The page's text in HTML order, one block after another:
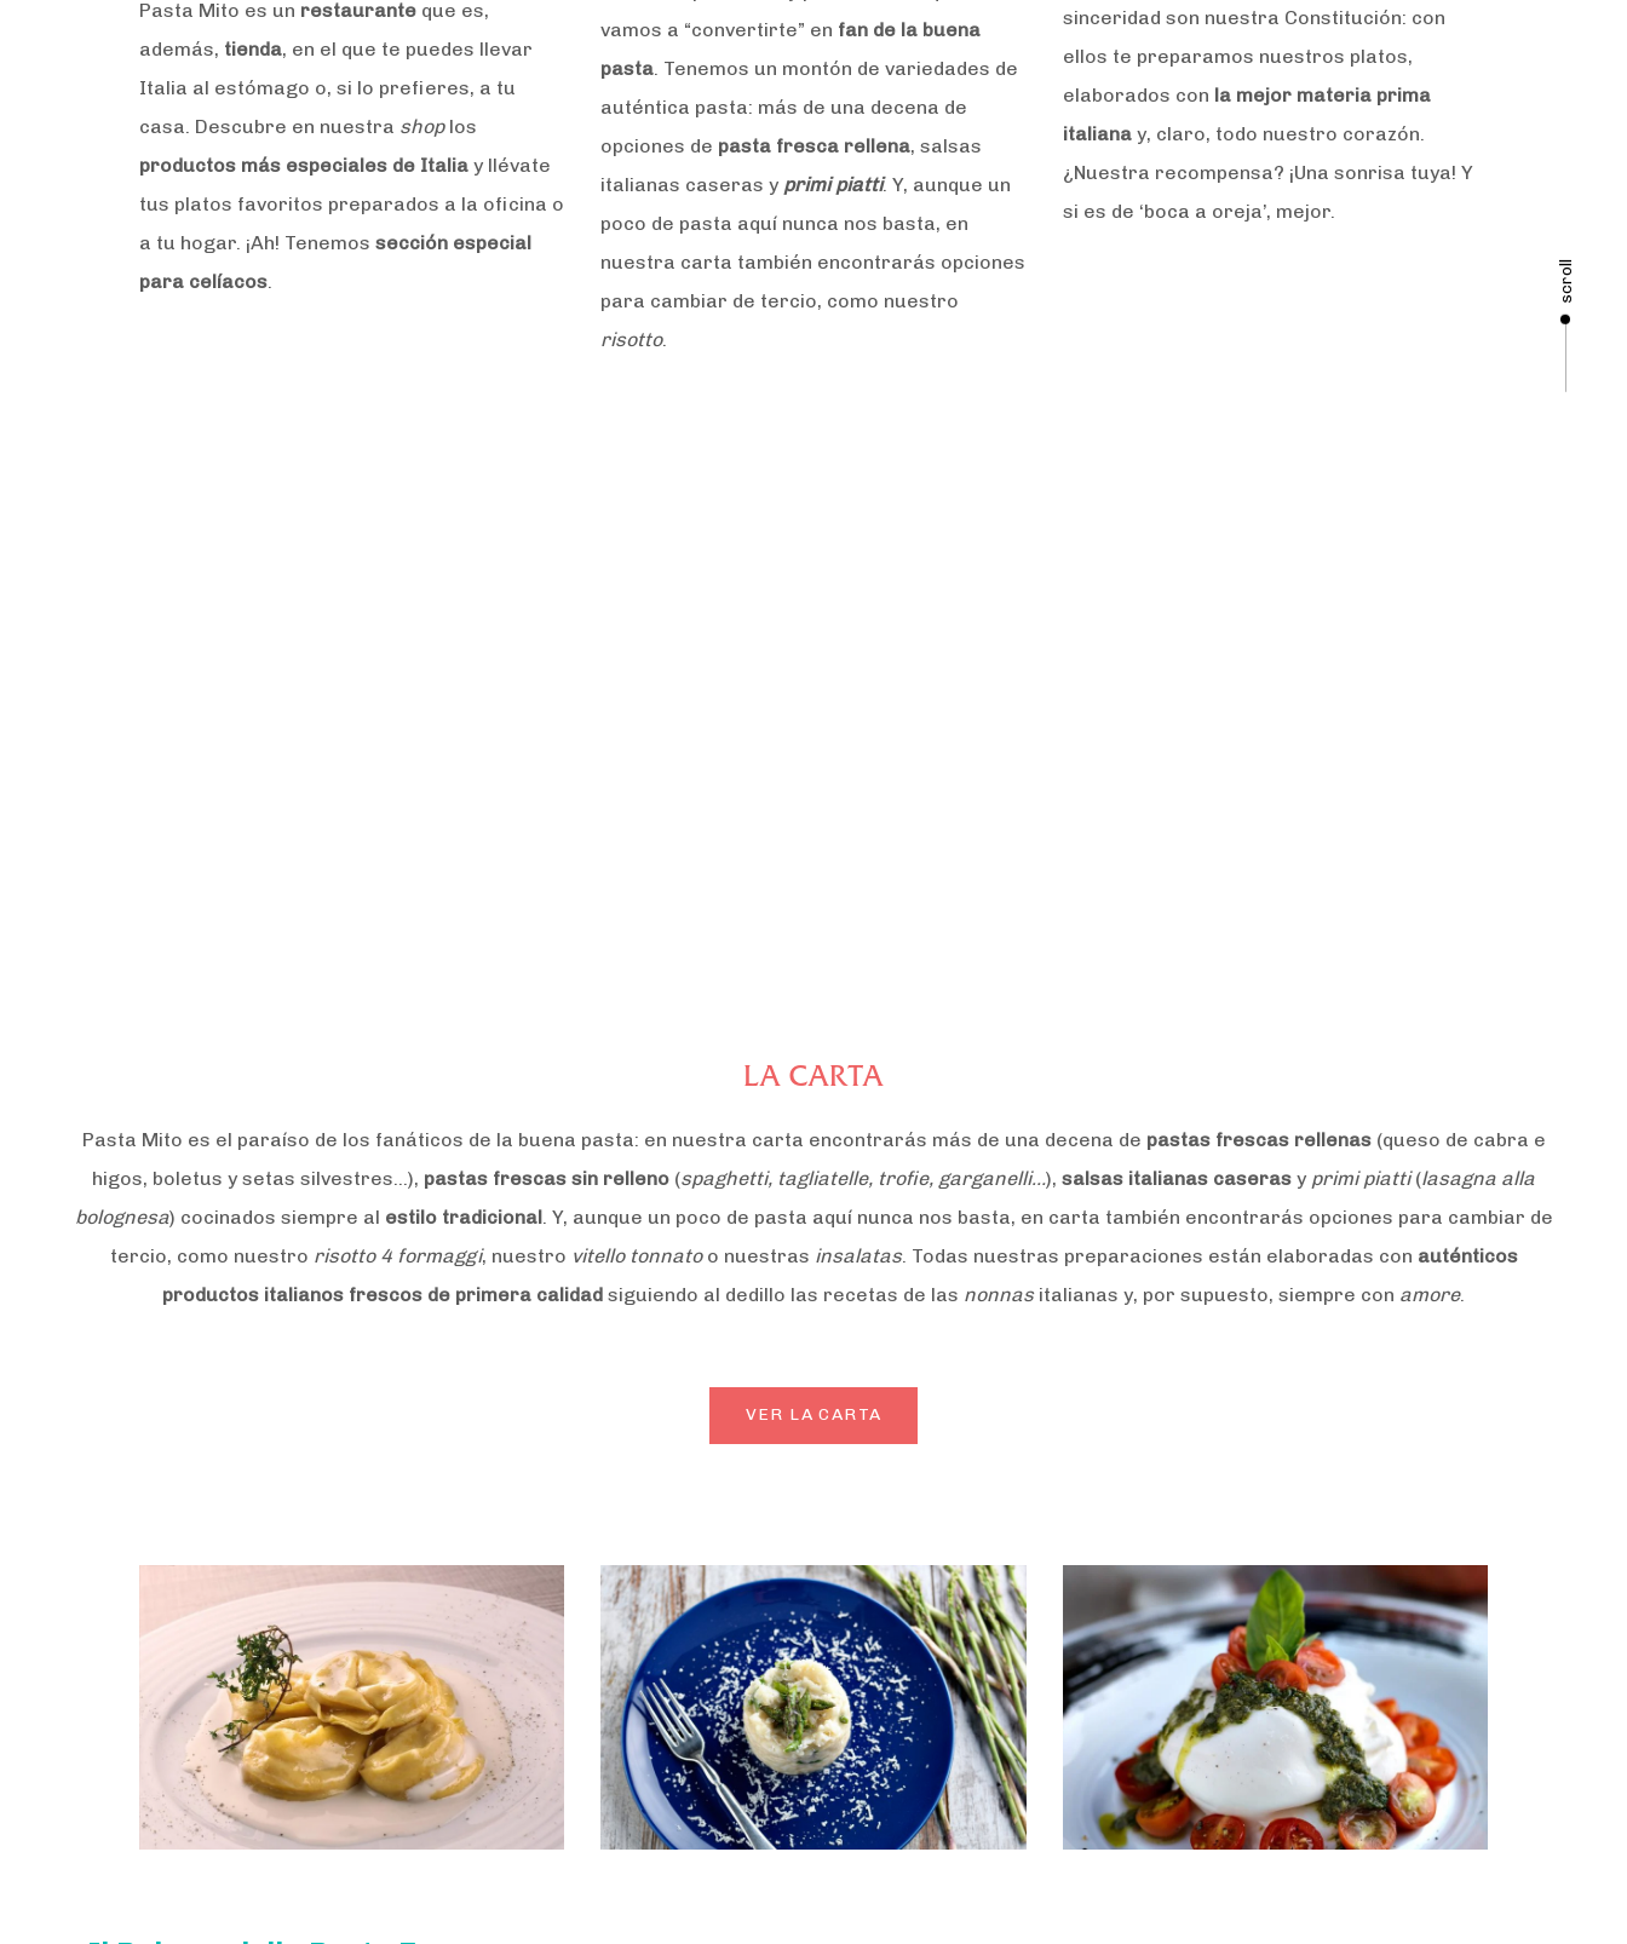
scroll
Pasta Mito es un restaurante que es,
además, tienda, en el que te puedes llevar
Italia al estómago o, si lo prefieres, a tu
casa. Descubre en nuestra shoplos
productos más especiales de Italia y llévate
tus platos favoritos preparados a la oficina o
a tu hogar. ¡Ah! Tenemos sección especial
para celíacos
vamos a “convertirte” en fan de la buena
pasta . Tenemos un montón de variedades de
auténtica pasta: más de una decena de
opciones de pasta fresca rellena, salsas
italianas caseras y primi piatti. Y, aunque un
poco de pasta aquí nunca nos basta, en
nuestra carta también encontrarás opciones
para cambiar de tercio, como nuestro
risotto.
sinceridad son nuestra Constitución: con
ellos te preparamos nuestros platos,
elaborados con la mejor materia prima
italianay, claro, todo nuestro corazón.
¿Nuestra recompensa? ¡Una sonrisa tuya! Y
si es de ‘boca a oreja’, mejor.
LA CARTA
Pasta Mito es el paraíso de los fanáticos de la buena pasta: en nuestra carta encontrarás más de una decena de pastas frescas rellenas(queso de cabra e
higos, boletus y setas silvestres…), pastas frescas sin relleno (spaghetti, tagliatelle, trofie, garganelli…), salsas italianas caseras y primi piatti(lasagna alla
bolognesa) cocinados siempre al estilo tradicional. Y, aunque un poco de pasta aquí nunca nos basta, en carta también encontrarás opciones para cambiar de
tercio, como nuestro risotto 4 formaggi, nuestro vitello tonnatoo nuestras insalatas. Todas nuestras preparaciones están elaboradas con auténticos
productos italianos frescos de primera calidad siguiendo al dedillo las recetas de las nonnasitalianas y, por supuesto, siempre con amore.
VER LA CARTA